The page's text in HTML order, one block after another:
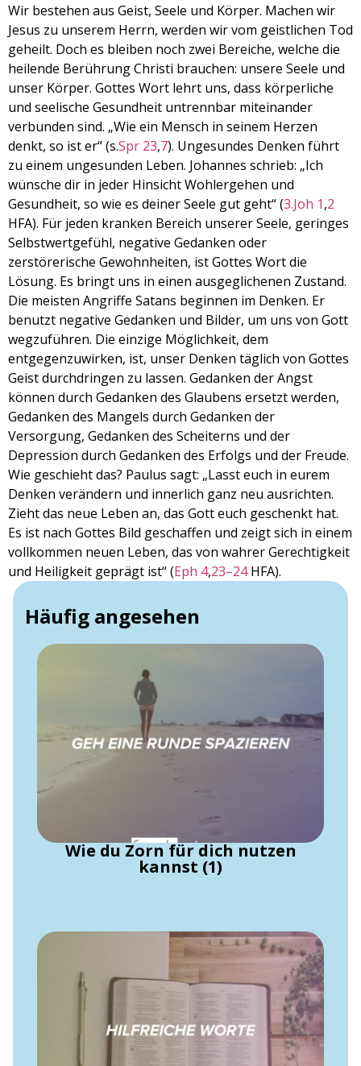
Apple Podcasts Spotify
RSS FEED
TEILEN
LINK
EMBED
Wir bestehen aus Geist, Seele und Körper. Machen wir
Jesus zu unserem Herrn, werden wir vom geistlichen Tod
geheilt. Doch es bleiben noch zwei Bereiche, welche die
heilende Berührung Christi brauchen: unsere Seele und
unser Körper. Gottes Wort lehrt uns, dass körperliche
und seelische Gesundheit untrennbar miteinander
verbunden sind. „Wie ein Mensch in seinem Herzen
denkt, so ist er“ (s.Spr 23,7). Ungesundes Denken führt
zu einem ungesunden Leben. Johannes schrieb: „Ich
wünsche dir in jeder Hinsicht Wohlergehen und
Gesundheit, so wie es deiner Seele gut geht“ (3.Joh 1,2
HFA). Für jeden kranken Bereich unserer Seele, geringes
Selbstwertgefühl, negative Gedanken oder
zerstörerische Gewohnheiten, ist Gottes Wort die
Lösung. Es bringt uns in einen ausgeglichenen Zustand.
Die meisten Angriffe Satans beginnen im Denken. Er
benutzt negative Gedanken und Bilder, um uns von Gott
wegzuführen. Die einzige Möglichkeit, dem
entgegenzuwirken, ist, unser Denken täglich von Gottes
Geist durchdringen zu lassen. Gedanken der Angst
können durch Gedanken des Glaubens ersetzt werden,
Gedanken des Mangels durch Gedanken der
Versorgung, Gedanken des Scheiterns und der
Depression durch Gedanken des Erfolgs und der Freude.
Wie geschieht das? Paulus sagt: „Lasst euch in eurem
Denken verändern und innerlich ganz neu ausrichten.
Zieht das neue Leben an, das Gott euch geschenkt hat.
Es ist nach Gottes Bild geschaffen und zeigt sich in einem
vollkommen neuen Leben, das von wahrer Gerechtigkeit
und Heiligkeit geprägt ist“ (Eph 4,23–24HFA).
Häufig angesehen
Wie du Zorn für dich nutzen
kannst (1)